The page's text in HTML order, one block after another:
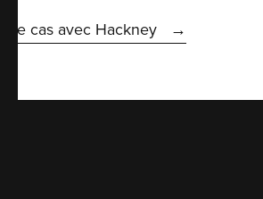
de cas avec Hackney